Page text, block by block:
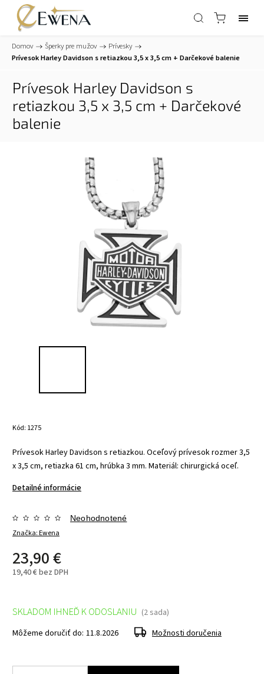
Domov / Šperky pre mužov / Prívesky /
Prívesok Harley Davidson s retiazkou 3,5 x 3,5 cm + Darčekové balenie
Prívesok Harley Davidson s
retiazkou 3,5 x 3,5 cm + Darčekové
balenie
Kód: 1275
Prívesok Harley Davidson s retiazkou. Oceľový prívesokrozmer3,5
x 3,5 cm, retiazka 61 cm, hrúbka 3 mm. Materiál: chirurgická oceľ.
Detailné informácie
Značka:Ewena
Neohodnotené
23,90 €
19,40 € bez DPH
SKLADOM IHNEĎ K ODOSLANIU (2 sada)
Môžeme doručiť do: 11.8.2026 Možnosti doručenia